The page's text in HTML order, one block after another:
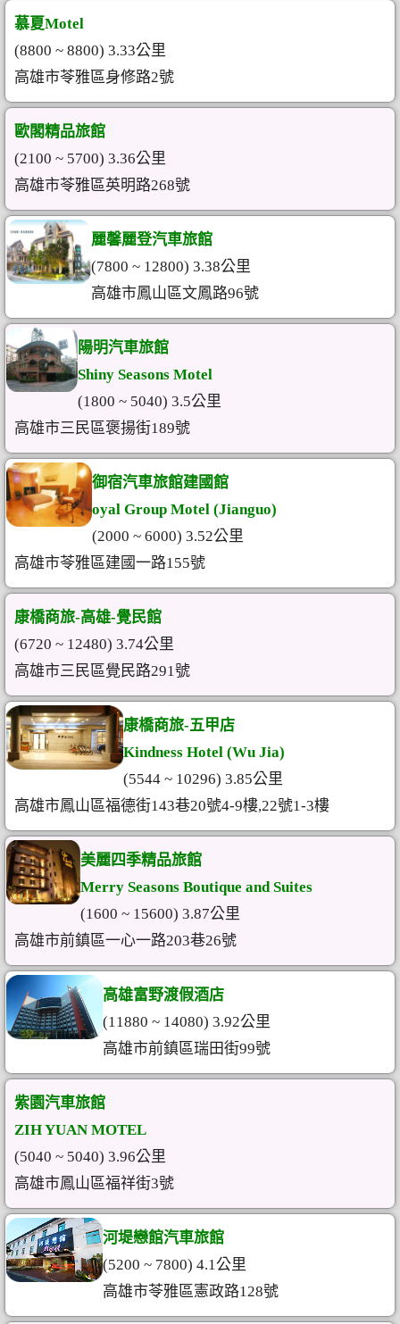
慕夏Motel
(8800 ~ 8800) 3.33公里
高雄市苓雅區身修路2號
歐閣精品旅館
(2100 ~ 5700) 3.36公里
高雄市苓雅區英明路268號
麗馨麗登汽車旅館
(7800 ~ 12800) 3.38公里
高雄市鳳山區文鳳路96號
陽明汽車旅館
Shiny Seasons Motel
(1800 ~ 5040) 3.5公里
高雄市三民區褒揚街189號
御宿汽車旅館建國館
oyal Group Motel (Jianguo)
(2000 ~ 6000) 3.52公里
高雄市苓雅區建國一路155號
康橋商旅-高雄-覺民館
(6720 ~ 12480) 3.74公里
高雄市三民區覺民路291號
康橋商旅-五甲店
Kindness Hotel (Wu Jia)
(5544 ~ 10296) 3.85公里
高雄市鳳山區福德街143巷20號4-9樓,22號1-3樓
美麗四季精品旅館
Merry Seasons Boutique and Suites
(1600 ~ 15600) 3.87公里
高雄市前鎮區一心一路203巷26號
高雄富野渡假酒店
(11880 ~ 14080) 3.92公里
高雄市前鎮區瑞田街99號
紫園汽車旅館
ZIH YUAN MOTEL
(5040 ~ 5040) 3.96公里
高雄市鳳山區福祥街3號
河堤戀館汽車旅館
(5200 ~ 7800) 4.1公里
高雄市苓雅區憲政路128號